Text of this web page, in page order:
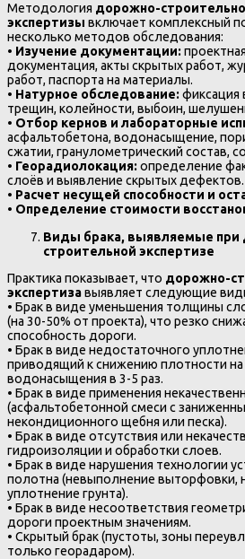
Методология дорожно-
экспертизы включает комплексный
несколько методов обследования:
• Изучение документации:
документация, акты скрытых работ,
работ, паспорта на материалы.
• Натурное обследование:фиксация
трещин, колейности, выбоин,
• Отбор кернов и лабораторные
асфальтобетона, водонасыщение,
сжатии, гранулометрический состав,
• Георадиолокация:определение
слоёв и выявление скрытых дефектов.
• Расчет несущей способности и
• Определение стоимости
Виды брака, выявляемые при
строительной экспертизе
Практика показывает, что дорожно-
экспертизавыявляет следующие
• Брак в виде уменьшения толщины
(на 30-50% от проекта), что резко
способность дороги.
• Брак в виде недостаточного
приводящий к снижению плотности на
водонасыщения в 3-5 раз.
• Брак в виде применения
(асфальтобетонной смеси с
некондиционного щебня или песка).
• Брак в виде отсутствия или
гидроизоляции и обработки слоев.
• Брак в виде нарушения технологии
полотна (невыполнение выторфовки,
уплотнение грунта).
• Брак в виде несоответствия
дороги проектным значениям.
• Скрытый брак (пустоты, зоны
только георадаром).